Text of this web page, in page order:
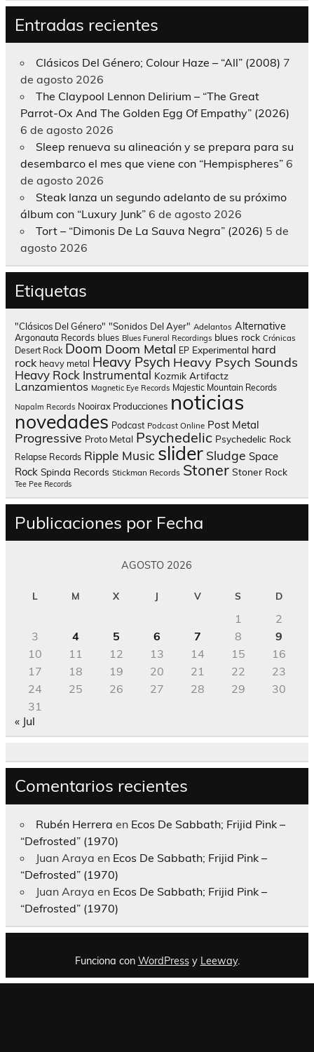
Entradas recientes
Clásicos Del Género; Colour Haze – “All” (2008) 7
de agosto 2026
The Claypool Lennon Delirium – “The Great
Parrot-Ox And The Golden Egg Of Empathy” (2026)
6 de agosto 2026
Sleep renueva su alineación y se prepara para su
desembarco el mes que viene con “Hempispheres” 6
de agosto 2026
Steak lanza un segundo adelanto de su próximo
álbum con “Luxury Junk” 6 de agosto 2026
Tort – “Dimonis De La Sauva Negra” (2026) 5 de
agosto 2026
Etiquetas
"Clásicos Del Género" "Sonidos Del Ayer" Adelantos Alternative
Argonauta Records blues Blues Funeral Recordings blues rock Crónicas
Desert Rock Doom Doom Metal EP Experimental hard
rock heavy metal Heavy Psych Heavy Psych Sounds
Heavy Rock Instrumental Kozmik Artifactz
Lanzamientos Magnetic Eye Records Majestic Mountain Records
Napalm Records Nooirax Producciones noticias
novedades Podcast Podcast Online Post Metal
Progressive Proto Metal Psychedelic Psychedelic Rock
Relapse Records Ripple Music slider Sludge Space
Rock Spinda Records Stickman Records Stoner Stoner Rock
Tee Pee Records
Publicaciones por Fecha
AGOSTO 2026
L M X J V S D
1
2
3
4 5 6 7 8
9
10
11 12 13 14 15
16
17
18 19 20 21 22
23
24
25 26 27 28 29
30
31
« Jul
Comentarios recientes
Rubén Herrera en Ecos De Sabbath; Frijid Pink –
“Defrosted” (1970)
Juan Araya en Ecos De Sabbath; Frijid Pink –
“Defrosted” (1970)
Juan Araya en Ecos De Sabbath; Frijid Pink –
“Defrosted” (1970)
Funciona con WordPressy Leeway.